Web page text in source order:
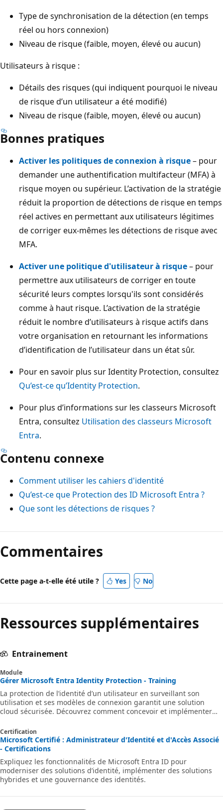
Type de synchronisation de la détection (en temps
réel ou hors connexion)
Niveau de risque (faible, moyen, élevé ou aucun)
Utilisateurs à risque :
Détails des risques (qui indiquent pourquoi le niveau
de risque d’un utilisateur a été modifié)
Niveau de risque (faible, moyen, élevé ou aucun)
Bonnes pratiques
Activer les politiques de connexion à risque– pour
demander une authentification multifacteur (MFA) à
risque moyen ou supérieur. L’activation de la stratégie
réduit la proportion de détections de risque en temps
réel actives en permettant aux utilisateurs légitimes
de corriger eux-mêmes les détections de risque avec
MFA.
Activer une politique d'utilisateur à risque– pour
permettre aux utilisateurs de corriger en toute
sécurité leurs comptes lorsqu'ils sont considérés
comme à haut risque. L’activation de la stratégie
réduit le nombre d’utilisateurs à risque actifs dans
votre organisation en retournant les informations
d’identification de l’utilisateur dans un état sûr.
Pour en savoir plus sur Identity Protection, consultez
Qu’est-ce qu’Identity Protection.
Pour plus d’informations sur les classeurs Microsoft
Entra, consultez Utilisation des classeurs Microsoft
Entra.
Contenu connexe
Comment utiliser les cahiers d'identité
Qu’est-ce que Protection des ID Microsoft Entra ?
Que sont les détections de risques ?
Commentaires
Cette page a-t-elle été utile ? Yes No
Ressources supplémentaires
Entrainement
Module
Gérer Microsoft Entra Identity Protection - Training
La protection de l’identité d’un utilisateur en surveillant son
utilisation et ses modèles de connexion garantit une solution
cloud sécurisée. Découvrez comment concevoir et implémenter
Certification
Microsoft Certifié : Administrateur d'Identité et d'Accès Associé
- Certifications
Expliquez les fonctionnalités de Microsoft Entra ID pour
moderniser des solutions d’identité, implémenter des solutions
hybrides et une gouvernance des identités.